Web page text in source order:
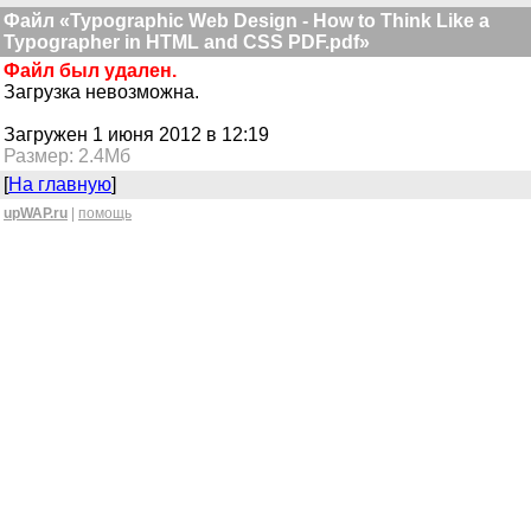
Файл «Typographic Web Design - How to Think Like a
Typographer in HTML and CSS PDF.pdf»
Файл был удален.
Загрузка невозможна.
Загружен 1 июня 2012 в 12:19
Размер: 2.4Мб
[На главную]
upWAP.ru помощь